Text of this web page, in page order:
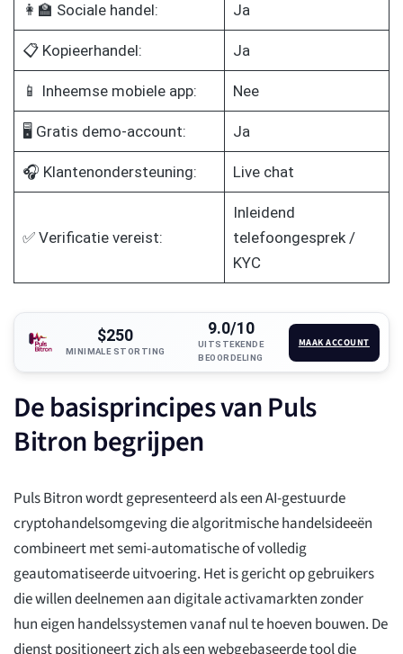
👩‍🏫 Sociale handel: Ja
📋 Kopieerhandel: Ja
📱 Inheemse mobiele app: Nee
🖥️ Gratis demo-account: Ja
🎧 Klantenondersteuning: Live chat
✅ Verificatie vereist:
Inleidend
telefoongesprek /
KYC
$250
MINIMALE STORTING
9.0/10
UITSTEKENDE
BEOORDELING
MAAK ACCOUNT
De basisprincipes van Puls
Bitron begrijpen
Puls Bitron wordt gepresenteerd als een AI-gestuurde
cryptohandelsomgeving die algoritmische handelsideeën
combineert met semi-automatische of volledig
geautomatiseerde uitvoering. Het is gericht op gebruikers
die willen deelnemen aan digitale activamarkten zonder
hun eigen handelssystemen vanaf nul te hoeven bouwen. De